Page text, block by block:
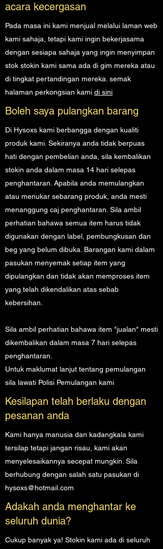
acara kecergasan
Pada masa ini kami menjual melalui laman web
kami sahaja, tetapi kami ingin bekerjasama
dengan sesiapa sahaja yang ingin menyimpan
stok stokin kami sama ada di gim mereka atau
di tingkat pertandingan mereka. semak
halaman perkongsian kami di sini
Boleh saya pulangkan barang
Di Hysoxs kami berbangga dengan kualiti
produk kami. Sekiranya anda tidak berpuas
hati dengan pembelian anda, sila kembalikan
stokin anda dalam masa 14 hari selepas
penghantaran. Apabila anda memulangkan
atau menukar sebarang produk, anda mesti
menanggung caj penghantaran. Sila ambil
perhatian bahawa semua item harus tidak
digunakan dengan label, pembungkusan dan
beg yang belum dibuka. Barangan kami dalam
pasukan menyemak setiap item yang
dipulangkan dan tidak akan memproses item
yang telah dikendalikan atas sebab
kebersihan.
Sila ambil perhatian bahawa item "jualan" mesti
dikembalikan dalam masa 7 hari selepas
penghantaran.
Untuk maklumat lanjut tentang pemulangan
sila lawati Polisi Pemulangan kami
Kesilapan telah berlaku dengan
pesanan anda
Kami hanya manusia dan kadangkala kami
tersilap tetapi jangan risau, kami akan
menyelesaikannya secepat mungkin. Sila
berhubung dengan salah satu pasukan di
hysoxs@hotmail.com
Adakah anda menghantar ke
seluruh dunia?
Cukup banyak ya! Stokin kami ada di seluruh